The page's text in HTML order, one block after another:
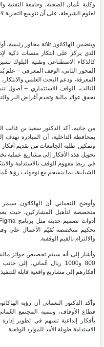
وكلية عُمان الصحية، وجامعة التقنية
لعلوم الشرطة، على أن تتوسع
ويتضمن الهاكاثون ثلاثة محاور رئيسة،
الذي يركز على ابتكار منصات ذكية
كالذكاء الاصطناعي وتقنية البلوك
المحور الثاني، الوقف المعرفي – علم
المعرفة، ودعم البحث العلمي
الثالث، الوقف الاستثماري – أصول
تحقق عوائد مالية وتخدم أغراض البر
من جانبه، أكد الدكتور سعيد بن غالب
بمحافظة الداخلية، أن المبادرة تهدف
وتمكين طلبة الجامعات من تقديم
تحويل هذه الأفكار إلى مشاريع عملية
في ربط مفهوم الوقف بالاستدامة
الشبابية، بما ينسجم مع توجهات رؤية عُمان
وأوضح النعماني أن الهاكاثون
متخصصة لتأهيل المشاركين، حيث
تحكيم متخصصة تُقيّم الأعمال على وفق
والالتزام بالقيم الوقفية.
وأشار إلى أنه سيتم تخصيص جوائز مالية
800 و1000 ريال عُماني،
أفكارهم إلى مشاريع واقعية قابلة للتنفيذ.
وأكد الدكتور النعماني أن رؤية
قطاع الأوقاف، وتنمية المجتمع
بأفكار إبداعية تسهم في تطوير
الاستدامة طويلة الأمد للموارد الوقفية.